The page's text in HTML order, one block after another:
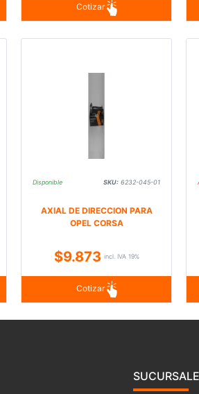
Cotizar
Disponible SKU: 6232-045-01
AXIAL DE DIRECCION PARA
OPEL CORSA
$9.873 incl. IVA 19%
Cotizar